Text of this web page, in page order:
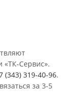
«ТК-Сервис».
(343) 319-40-96.
за 3-5